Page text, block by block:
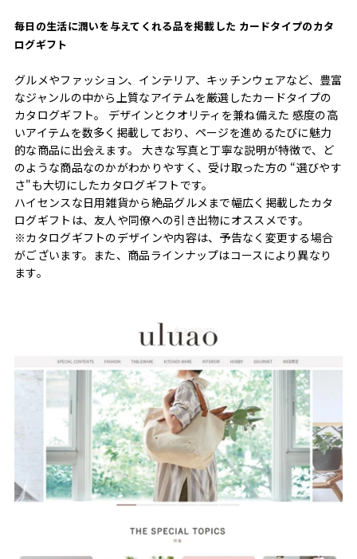
毎日の生活に潤いを与えてくれる品を掲載した カードタイプのカタ
ログギフト
グルメやファッション、インテリア、キッチンウェアなど、豊富
なジャンルの中から上質なアイテムを厳選したカードタイプの
カタログギフト。 デザインとクオリティを兼ね備えた 感度の高
いアイテムを数多く掲載しており、ページを進めるたびに魅力
的な商品に出会えます。 大きな写真と丁寧な説明が特徴で、ど
のような商品なのかがわかりやすく、受け取った方の “選びやす
さ"も大切にしたカタログギフトです。
ハイセンスな日用雑貨から絶品グルメまで幅広く掲載したカタ
ログギフトは、友人や同僚への引き出物にオススメです。
※カタログギフトのデザインや内容は、予告なく変更する場合
がございます。また、商品ラインナップはコースにより異なり
ます。